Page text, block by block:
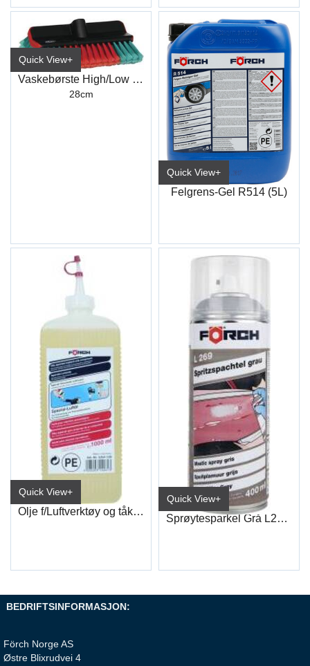
Quick View+
Vaskebørste High/Low Vg 28Cm
28cm
Quick View+
Felgrens-Gel R514 (5L)
Quick View+
Olje f/Luftverktøy og tåkes. 1 Liter
Quick View+
Sprøytesparkel Grå L269 400Ml
BEDRIFTSINFORMASJON:
Förch Norge AS
Østre Blixrudvei 4